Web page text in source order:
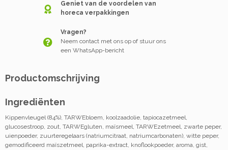
Geniet van de voordelen van
horeca verpakkingen
Vragen?
Neem contact met ons op of stuur ons
een WhatsApp-bericht
Productomschrijving
Ingrediënten
Kippenvleugel (84%), TARWEbloem, koolzaadolie, tapiocazetmeel,
glucosestroop, zout, TARWEgluten, maïsmeel, TARWEzetmeel, zwarte peper,
uienpoeder, zuurteregelaars (natriumcitraat, natriumcarbonaten), witte peper,
gemodificeerd maïszetmeel, paprika-extract, knoflookpoeder, aroma, gist,